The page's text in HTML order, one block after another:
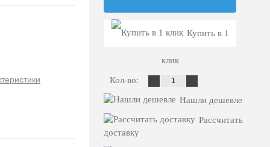
Купить в 1
клик
Кол-во:
Нашли дешевле
Рассчитать
доставку